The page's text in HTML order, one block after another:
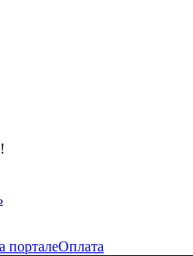
порталеОплата